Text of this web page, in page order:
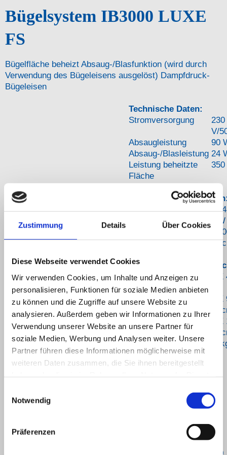
Zustimmung Details Über Cookies
Diese Webseite verwendet Cookies
Wir verwenden Cookies, um Inhalte und Anzeigen zu
personalisieren, Funktionen für soziale Medien anbieten
zu können und die Zugriffe auf unsere Website zu
analysieren. Außerdem geben wir Informationen zu Ihrer
Verwendung unserer Website an unsere Partner für
soziale Medien, Werbung und Analysen weiter. Unsere
Partner führen diese Informationen möglicherweise mit
weiteren Daten zusammen, die Sie ihnen bereitgestellt
Notwendig
Präferenzen
Bügelsystem IB3000 LUXE
FS
Bügelfläche beheizt Absaug-/Blasfunktion (wird durch
Verwendung des Bügeleisens ausgelöst) Dampfdruck-
Bügeleisen
Technische Daten:
Stromversorgung
230
V/
Absaugleistung
90
Absaug-/Blasleistung 24
Leistung beheitzte
Fläche
Dampfdruck-
Bügeleisenleistung
W
Abmessungen
Abmessungen
Bügelfläche
106 X
cm
IB 3000 LUXE
FS offen
131 X
X 50
IB 3000 LUXE FS
131 X
X 50
IB 3000 LUXE FS
Gewicht
16,4
Bügeltisch IB3000 CLASSIC
Bügelfläche beheizt Absaug-/Blasfunktion(wird durch
Technische Daten: